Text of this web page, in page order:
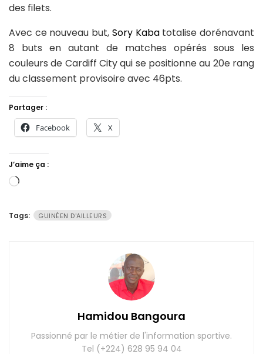
des filets.
Avec ce nouveau but, Sory Kabatotalise dorénavant
8 buts en autant de matches opérés sous les
couleurs de Cardiff City qui se positionne au 20e rang
du classement provisoire avec 46pts.
Partager :
Facebook X
J’aime ça :
Chargement…
Tags: GUINÉEN D'AILLEURS
Hamidou Bangoura
Passionné par le métier de l'information sportive.
Tel (+224) 628 95 94 04